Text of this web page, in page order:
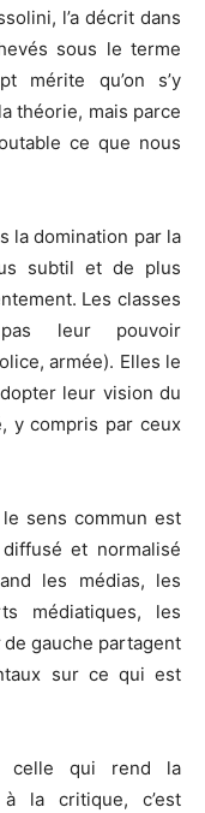
l’a décrit dans
sous le terme
mérite qu’on s’y
théorie, mais parce
ce que nous
la domination par la
subtil et de plus
Les classes
leur pouvoir
armée). Elles le
leur vision du
y compris par ceux
le sens commun est
et normalisé
les médias, les
médiatiques, les
de gauche partagent
sur ce qui est
celle qui rend la
à la critique, c’est